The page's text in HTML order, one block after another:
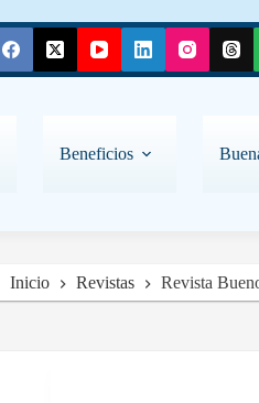
Beneficios
Inicio Revistas Revista